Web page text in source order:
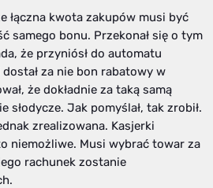
łączna kwota zakupów musi być
samego bonu. Przekonał się o tym
że przyniósł do automatu
za nie bon rabatowy w
że dokładnie za taką samą
słodycze. Jak pomyślał, tak zrobił.
zrealizowana. Kasjerki
niemożliwe. Musi wybrać towar za
rachunek zostanie